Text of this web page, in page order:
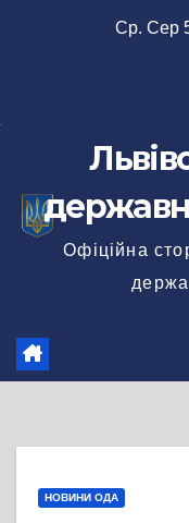
Ср. Сер
Офіційна
НОВИНИ ОДА